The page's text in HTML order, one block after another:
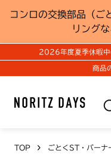
コンロの交換部品（ご
リング
2026年度夏季休暇中
商品
TOP ごとくST・バーナ